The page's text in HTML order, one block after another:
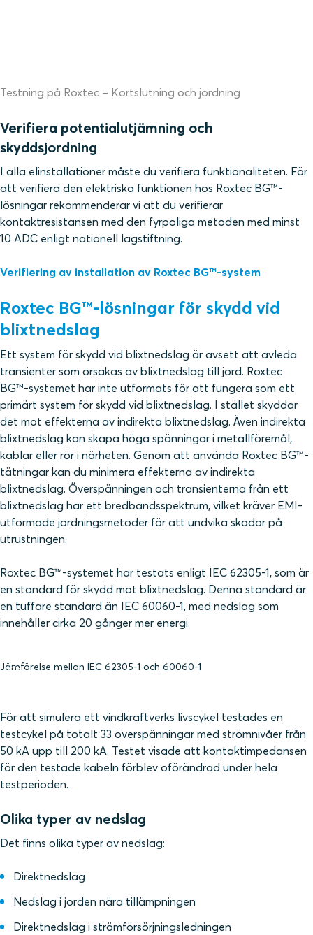
Testning på Roxtec – Kortslutning och jordning
Verifiera potentialutjämning och
skyddsjordning
I alla elinstallationer måste du verifiera funktionaliteten. För
att verifiera den elektriska funktionen hos Roxtec BG™-
lösningar rekommenderar vi att du verifierar
kontaktresistansen med den fyrpoliga metoden med minst
10 ADC enligt nationell lagstiftning.
Verifiering av installation av Roxtec BG™-system
Roxtec BG™-lösningar för skydd vid
blixtnedslag
Ett system för skydd vid blixtnedslag är avsett att avleda
transienter som orsakas av blixtnedslag till jord. Roxtec
BG™-systemet har inte utformats för att fungera som ett
primärt system för skydd vid blixtnedslag. I stället skyddar
det mot effekterna av indirekta blixtnedslag. Även indirekta
blixtnedslag kan skapa höga spänningar i metallföremål,
kablar eller rör i närheten. Genom att använda Roxtec BG™-
tätningar kan du minimera effekterna av indirekta
blixtnedslag. Överspänningen och transienterna från ett
blixtnedslag har ett bredbandsspektrum, vilket kräver EMI-
utformade jordningsmetoder för att undvika skador på
utrustningen.
Roxtec BG™-systemet har testats enligt IEC 62305-1, som är
en standard för skydd mot blixtnedslag. Denna standard är
en tuffare standard än IEC 60060-1, med nedslag som
innehåller cirka 20 gånger mer energi.
Jämförelse mellan IEC 62305-1 och 60060-1
För att simulera ett vindkraftverks livscykel testades en
testcykel på totalt 33 överspänningar med strömnivåer från
50 kA upp till 200 kA. Testet visade att kontaktimpedansen
för den testade kabeln förblev oförändrad under hela
testperioden.
Olika typer av nedslag
Det finns olika typer av nedslag:
Direktnedslag
Nedslag i jorden nära tillämpningen
Direktnedslag i strömförsörjningsledningen